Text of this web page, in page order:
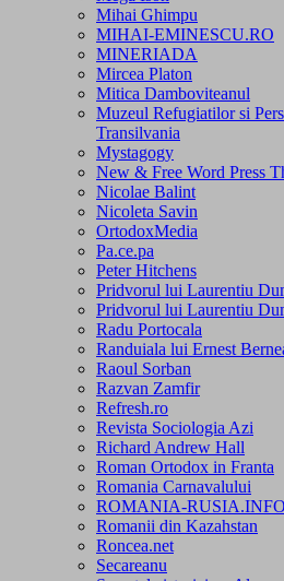
Mihai Ghimpu
MIHAI-EMINESCU.RO
MINERIADA
Mircea Platon
Mitica Damboviteanul
Muzeul Refugiatilor si
Transilvania
Mystagogy
New & Free Word Press
Nicolae Balint
Nicoleta Savin
OrtodoxMedia
Pa.ce.pa
Peter Hitchens
Pridvorul lui Laurentiu
Pridvorul lui Laurentiu
Radu Portocala
Randuiala lui Ernest
Raoul Sorban
Razvan Zamfir
Refresh.ro
Revista Sociologia Azi
Richard Andrew Hall
Roman Ortodox in Franta
Romania Carnavalului
ROMANIA-RUSIA.INFO
Romanii din Kazahstan
Roncea.net
Secareanu